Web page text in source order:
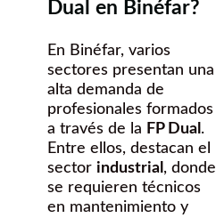
Dual en Binéfar?
En Binéfar, varios
sectores presentan una
alta demanda de
profesionales formados
a través de la FP Dual .
Entre ellos, destacan el
sector industrial , donde
se requieren técnicos
en mantenimiento y